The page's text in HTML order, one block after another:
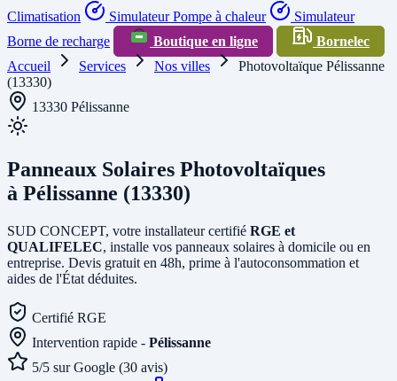
Climatisation
Simulateur Pompe à chaleur
Simulateur
Borne de recharge
Boutique en ligne
Bornelec
Accueil
Services Nos villes
Photovoltaïque Pélissanne
(13330)
13330 Pélissanne
Panneaux Solaires Photovoltaïques
à Pélissanne (13330)
SUD CONCEPT, votre installateur certifié RGE et
QUALIFELEC, installe vos panneaux solaires à domicile ou en
entreprise. Devis gratuit en 48h, prime à l'autoconsommation et
aides de l'État déduites.
Certifié RGE
Intervention rapide - Pélissanne
5/5 sur Google (30 avis)